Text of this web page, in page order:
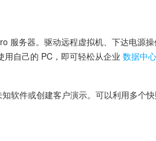
服务器。驱动远程虚拟机、下达电源
自己的 PC，即可轻松从企业 数据中心
软件或创建客户演示。可以利用多个